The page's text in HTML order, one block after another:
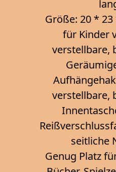
Größe: 20 *
für Kinder
verstellbare,
verstellbare,
seitliche
Genug Platz